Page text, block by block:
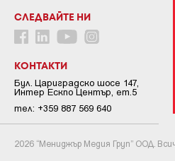
СЛЕДВАЙТЕ НИ
КОНТАКТИ
Бул. Цариградско шосе 147,
Интер Ескпо Център, ет.5
тел: +359 887 569 640
2026 “Мениджър Медия Груп” ООД.